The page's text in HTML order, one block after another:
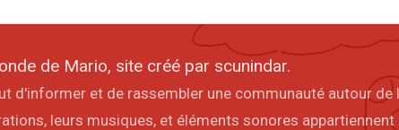
de Mario, site créé par scunindar.
d'informer et de rassembler une communauté autour de
leurs musiques, et éléments sonores appartiennent